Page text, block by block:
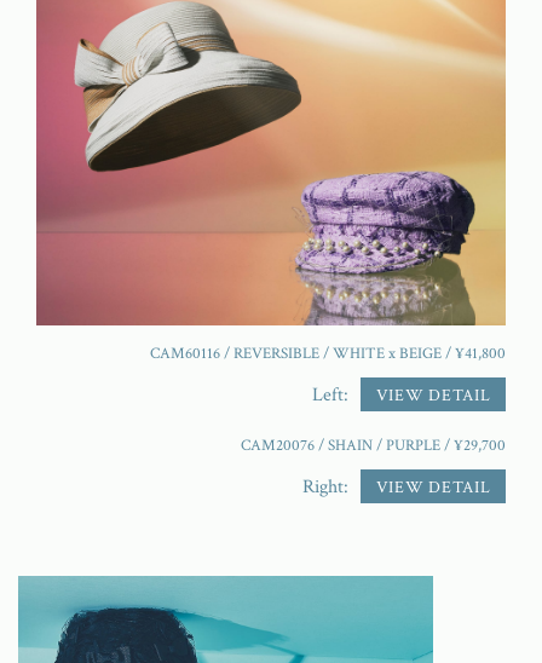
CAM60116 / REVERSIBLE / WHITE x BEIGE / ¥41,800
Left: VIEW DETAIL
CAM20076 / SHAIN / PURPLE / ¥29,700
Right: VIEW DETAIL